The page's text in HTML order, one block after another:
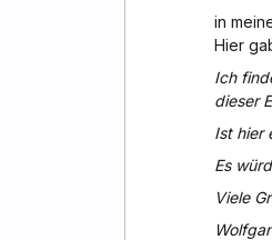
in
Hier
Ich
dieser
Ist hier
Es
Viele